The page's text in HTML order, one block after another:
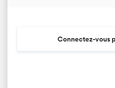
Connectez-vous